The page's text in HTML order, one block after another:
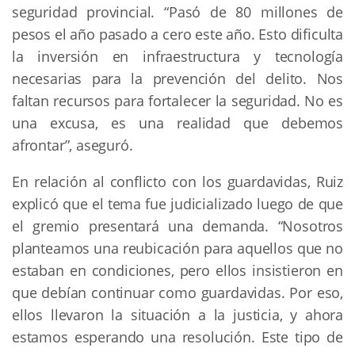
seguridad provincial. “Pasó de 80 millones de
pesos el año pasado a cero este año. Esto dificulta
la inversión en infraestructura y tecnología
necesarias para la prevención del delito. Nos
faltan recursos para fortalecer la seguridad. No es
una excusa, es una realidad que debemos
afrontar”, aseguró.
En relación al conflicto con los guardavidas, Ruiz
explicó que el tema fue judicializado luego de que
el gremio presentará una demanda. “Nosotros
planteamos una reubicación para aquellos que no
estaban en condiciones, pero ellos insistieron en
que debían continuar como guardavidas. Por eso,
ellos llevaron la situación a la justicia, y ahora
estamos esperando una resolución. Este tipo de